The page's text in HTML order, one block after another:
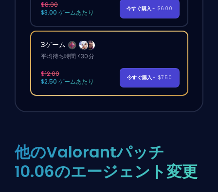
$8.00
$3.00 ゲームあたり
今すぐ購入- $6.00
3ゲーム
平均待ち時間 <30分
$12.00
$2.50 ゲームあたり
今すぐ購入- $7.50
他のValorantパッチ
10.06のエージェント変更